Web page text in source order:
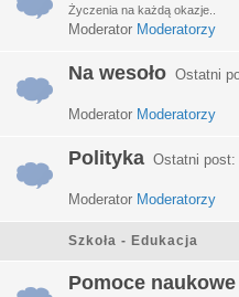
Życzenia na każdą okazje..
Moderator Moderatorzy
Na wesoło Ostatni
Moderator Moderatorzy
Polityka Ostatni post:
Moderator Moderatorzy
Szkoła - Edukacja
Pomoce